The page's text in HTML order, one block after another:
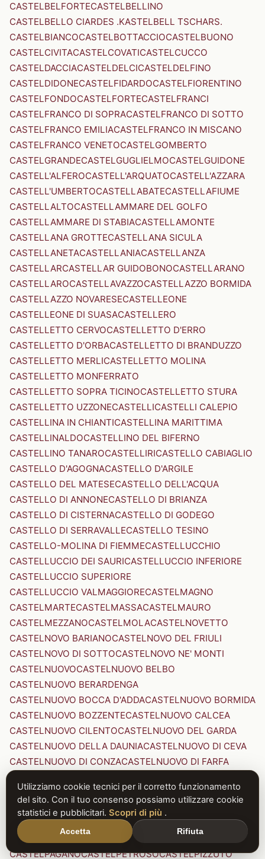
CASTELBELFORTECASTELBELLINO
CASTELBELLO CIARDES .KASTELBELL TSCHARS.
CASTELBIANCOCASTELBOTTACCIOCASTELBUONO
CASTELCIVITACASTELCOVATICASTELCUCCO
CASTELDACCIACASTELDELCICASTELDELFINO
CASTELDIDONECASTELFIDARDOCASTELFIORENTINO
CASTELFONDOCASTELFORTECASTELFRANCI
CASTELFRANCO DI SOPRACASTELFRANCO DI SOTTO
CASTELFRANCO EMILIACASTELFRANCO IN MISCANO
CASTELFRANCO VENETOCASTELGOMBERTO
CASTELGRANDECASTELGUGLIELMOCASTELGUIDONE
CASTELL'ALFEROCASTELL'ARQUATOCASTELL'AZZARA
CASTELL'UMBERTOCASTELLABATECASTELLAFIUME
CASTELLALTOCASTELLAMMARE DEL GOLFO
CASTELLAMMARE DI STABIACASTELLAMONTE
CASTELLANA GROTTECASTELLANA SICULA
CASTELLANETACASTELLANIACASTELLANZA
CASTELLARCASTELLAR GUIDOBONOCASTELLARANO
CASTELLAROCASTELLAVAZZOCASTELLAZZO BORMIDA
CASTELLAZZO NOVARESECASTELLEONE
CASTELLEONE DI SUASACASTELLERO
CASTELLETTO CERVOCASTELLETTO D'ERRO
CASTELLETTO D'ORBACASTELLETTO DI BRANDUZZO
CASTELLETTO MERLICASTELLETTO MOLINA
CASTELLETTO MONFERRATO
CASTELLETTO SOPRA TICINOCASTELLETTO STURA
CASTELLETTO UZZONECASTELLICASTELLI CALEPIO
CASTELLINA IN CHIANTICASTELLINA MARITTIMA
CASTELLINALDOCASTELLINO DEL BIFERNO
CASTELLINO TANAROCASTELLIRICASTELLO CABIAGLIO
CASTELLO D'AGOGNACASTELLO D'ARGILE
CASTELLO DEL MATESECASTELLO DELL'ACQUA
CASTELLO DI ANNONECASTELLO DI BRIANZA
CASTELLO DI CISTERNACASTELLO DI GODEGO
CASTELLO DI SERRAVALLECASTELLO TESINO
CASTELLO-MOLINA DI FIEMMECASTELLUCCHIO
CASTELLUCCIO DEI SAURICASTELLUCCIO INFERIORE
CASTELLUCCIO SUPERIORE
CASTELLUCCIO VALMAGGIORECASTELMAGNO
CASTELMARTECASTELMASSACASTELMAURO
CASTELMEZZANOCASTELMOLACASTELNOVETTO
CASTELNOVO BARIANOCASTELNOVO DEL FRIULI
CASTELNOVO DI SOTTOCASTELNOVO NE' MONTI
CASTELNUOVOCASTELNUOVO BELBO
CASTELNUOVO BERARDENGA
CASTELNUOVO BOCCA D'ADDACASTELNUOVO BORMIDA
CASTELNUOVO BOZZENTECASTELNUOVO CALCEA
CASTELNUOVO CILENTOCASTELNUOVO DEL GARDA
CASTELNUOVO DELLA DAUNIACASTELNUOVO DI CEVA
CASTELNUOVO DI CONZACASTELNUOVO DI FARFA
CASTELNUOVO DI PORTO CASTELNUOVO DON BOSCO
CASTELNUOVO MAGRACASTELNUOVO NIGRA
CASTELNUOVO PARANOCASTELNUOVO RANGONE
CASTELNUOVO SCRIVIA
CASTELNUOVO VAL DI CECINA
CASTELPAGANOCASTELPETROSOCASTELPIZZUTO
Utilizziamo cookie tecnici per il corretto funzionamento
del sito. Con il tuo consenso possiamo utilizzare cookie
statistici e pubblicitari. Scopri di più .
Accetta Rifiuta